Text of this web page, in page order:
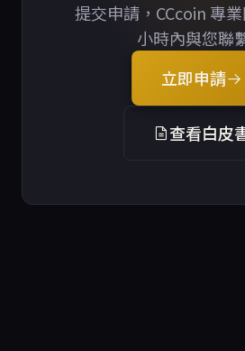
提交申請，CCcoin 專
小時內與您聯
立即申請
查看白皮